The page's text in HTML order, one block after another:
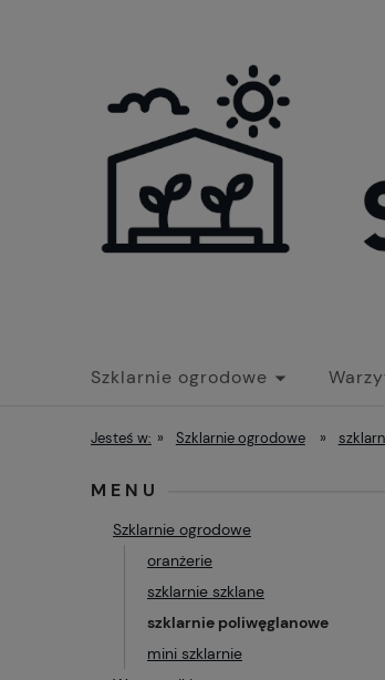
Szklarnie ogrodowe
Jesteś w: » Szklarnie ogrodowe »
MENU
Szklarnie ogrodowe
oranżerie
szklarnie szklane
szklarnie poliwęglanowe
mini szklarnie